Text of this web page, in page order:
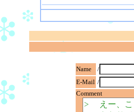
Name
/
E-Mail /
Comment